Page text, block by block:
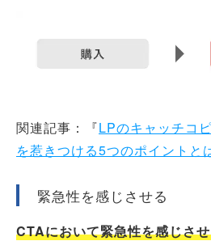
関連記事：『LPのキャッチコ
を惹きつける5つのポイントと
緊急性を感じさせる
CTAにおいて緊急性を感じさ